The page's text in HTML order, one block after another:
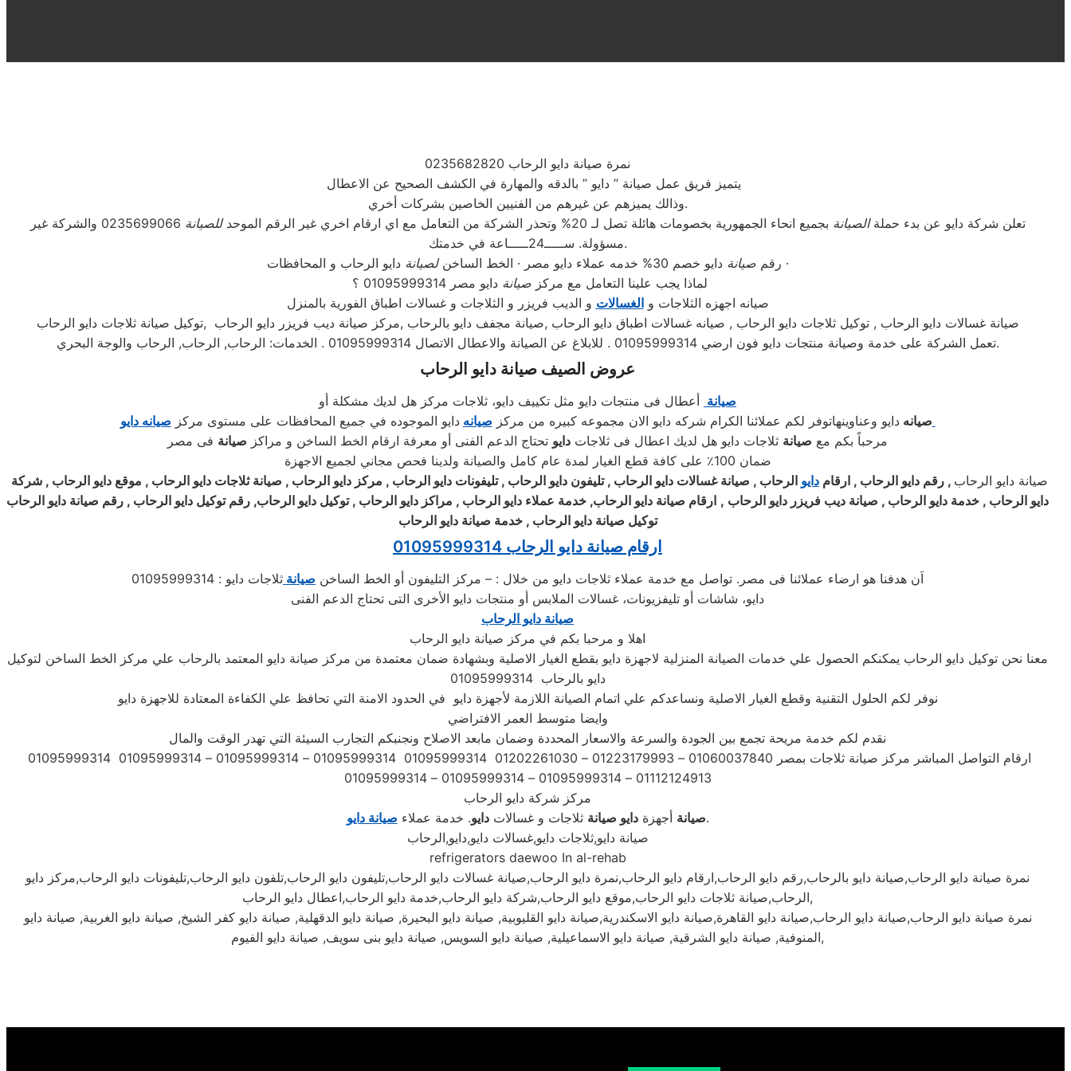
نمرة صيانة دايو الرحاب 0235682820
يتميز فريق عمل صيانة ” دايو ” بالدقه والمهارة في الكشف الصحيح عن الاعطال
وذالك يميزهم عن غيرهم من الفنيين الخاصين بشركات أخري.
تعلن شركة دايو عن بدء حملةالصيانة بجميع انحاء الجمهورية بخصومات هائلة تصل لـ 20% وتحذر الشركة من التعامل مع اي ارقام اخري غير الرقم الموحد للصيانة
0235699066 والشركة غير
مسؤولة. ســـــ24ـــــاعة في خدمتك.
رقمصيانةدايو خصم 30% خدمه عملاء دايو مصر · الخط الساخن لصيانة
دايو الرحاب و المحافظات ·
لماذا يجب علينا التعامل مع مركزصيانةدايو مصر 01095999314 ؟
صيانه اجهزه الثلاجات والغسالات و الديب فريزر و الثلاجات و غسالات اطباق الفورية بالمنزل
صيانة غسالات دايو الرحاب , توكيل ثلاجات دايو الرحاب , صيانه غسالات اطباق دايو الرحاب ,صيانة مجفف دايو بالرحاب ,مركز صيانة ديب فريزر دايو الرحاب ,توكيل صيانة ثلاجات دايو الرحاب
تعمل الشركة على خدمة وصيانة منتجات دايو فون ارضي 01095999314 . للابلاغ عن الصيانة والاعطال الاتصال 01095999314 . الخدمات: الرحاب, الرحاب, الرحاب والوجة البحري.
عروض الصيف صيانة دايو الرحاب
صيانة أعطال فى منتجات دايو مثل تكييف دايو، ثلاجات مركز هل لديك مشكلة أو
صيانه دايو وعناوينهاتوفر لكم عملائنا الكرام شركه دايو الان مجموعه كبيره من مركز صيانه دايو الموجوده في جميع المحافظات على مستوى مركز صيانهدايو
مرحباً بكم مع صيانة ثلاجات دايو هل لديك اعطال فى ثلاجات دايو تحتاج الدعم الفنى أو معرفة ارقام الخط الساخن و مراكز صيانة فى مصر
ضمان 100٪ على كافة قطع الغيار لمدة عام كامل والصيانة ولدينا فحص مجاني لجميع الاجهزة
صيانة دايو الرحاب , رقمدايو الرحاب , ارقام دايو الرحاب , صيانة غسالاتدايو الرحاب , تليفوندايو الرحاب , تليفوناتدايو الرحاب , مركزدايو الرحاب , صيانة ثلاجاتدايو الرحاب , موقعدايو الرحاب , شركة
دايو الرحاب , خدمة دايو الرحاب , صيانة ديب فريزر دايو الرحاب , ارقام صيانة دايو الرحاب, خدمة عملاء دايو الرحاب , مراكز دايو الرحاب , توكيل دايو الرحاب, رقم توكيل دايو الرحاب , رقم صيانة دايو الرحاب
توكيل صيانةدايو الرحاب , خدمة صيانةدايو الرحاب
ارقام صيانة دايو الرحاب 01095999314
اَن هدفنا هو ارضاء عملائنا فى مصر. تواصل مع خدمة عملاء ثلاجات دايو من خلال : – مركز التليفون أو الخط الساخن صيانة ثلاجات دايو : 01095999314
دايو، شاشات أو تليفزيونات، غسالات الملابس أو منتجات دايو الأخرى التى تحتاج الدعم الفنى
صيانة دايو الرحاب
اهلا و مرحبا بكم في مركز صيانة دايو الرحاب
معنا نحن توكيل دايو الرحاب يمكنكم الحصول علي خدمات الصيانة المنزلية لاجهزة دايو بقطع الغيار الاصلية وبشهادة ضمان معتمدة من مركز صيانة دايو المعتمد بالرحاب علي مركز الخط الساخن لتوكيل
دايو بالرحاب 01095999314
نوفر لكم الحلول التقنية وقطع الغيار الاصلية ونساعدكم علي اتمام الصيانة اللازمة لأجهزة دايو في الحدود الامنة التي تحافظ علي الكفاءة المعتادة للاجهزة دايو
وايضا متوسط العمر الافتراضي
نقدم لكم خدمة مريحة تجمع بين الجودة والسرعة والاسعار المحددة وضمان مابعد الاصلاح ونجنبكم التجارب السيئة التي تهدر الوقت والمال
01112124913 – 01095999314 – 01095999314 – 01095999314
مركز شركة دايو الرحاب
صيانة أجهزةدايو صيانة ثلاجات و غسالاتدايو. خدمة عملاء صيانة دايو
.
صيانة دايو,ثلاجات دايو,غسالات دايو,دايو,الرحاب
refrigerators daewoo In al-rehab
نمرة صيانة دايو الرحاب,صيانة دايو بالرحاب,رقم دايو الرحاب,ارقام دايو الرحاب,نمرة دايو الرحاب,صيانة غسالات دايو الرحاب,تليفون دايو الرحاب,تلفون دايو الرحاب,تليفونات دايو الرحاب,مركز دايو
الرحاب,صيانة ثلاجات دايو الرحاب,موقع دايو الرحاب,شركة دايو الرحاب,خدمة دايو الرحاب,اعطال دايو الرحاب,
نمرة صيانة دايو الرحاب,صيانة دايو الرحاب,صيانة دايو القاهرة,صيانة دايو الاسكندرية,صيانة دايو القليوبية, صيانة دايو البحيرة, صيانة دايو الدقهلية, صيانة دايو كفر الشيخ, صيانة دايو الغربية, صيانة دايو
المنوفية, صيانة دايو الشرقية, صيانة دايو الاسماعيلية, صيانة دايو السويس, صيانة دايو بنى سويف, صيانة دايو الفيوم,